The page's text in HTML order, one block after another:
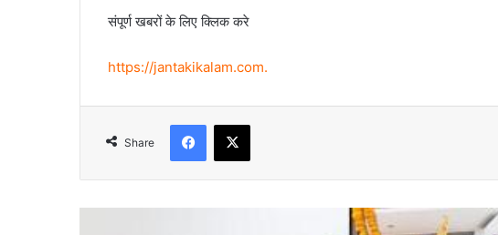
संपूर्ण खबरों के लिए क्लिक करे
https://jantakikalam.com.
Share
Facebook
X